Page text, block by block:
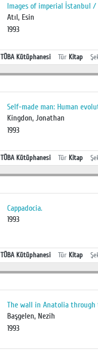
Images of imperial İstanbul /
Atıl, Esin
1993
TÜBA Kütüphanesi Tür Kitap
Self-made man: Human
Kingdon, Jonathan
1993
TÜBA Kütüphanesi Tür Kitap
Cappadocia.
1993
TÜBA Kütüphanesi Tür Kitap
The wall in Anatolia through
Başgelen, Nezih
1993